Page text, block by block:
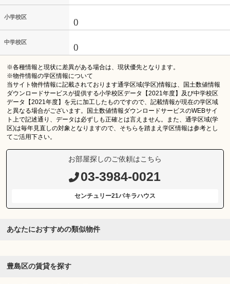
小学校区
()
中学校区
()
※各種情報と現状に差異がある場合は、現状優先となります。
※物件情報の学区情報について
当サイト物件情報に記載されております通学区域(学区)情報は、国土数値情報
ダウンロードサービスが提供する小学校区データ【2021年度】及び中学校区
データ【2021年度】を元に加工したものですので、記載情報が現在の学区域
と異なる場合がございます。国土数値情報ダウンロードサービスのWEBサイ
ト上で記述通り、データは必ずしも正確とは言えません。また、通学区域(学
区)は毎年見直しの対象となりますので、そちらを踏まえ学区情報は参考とし
てご活用下さい。
お部屋探しのご依頼はこちら
03-3984-0021
センチュリー21パキラハウス
あなたにおすすめの類似物件
豊島区の賃貸を探す